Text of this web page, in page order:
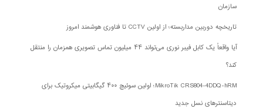
سازمان
تاریخچه دوربین مداربسته؛ از اولین CCTV تا فناوری هوشمند امروز
آیا واقعاً یک کابل فیبر نوری می‌تواند ۴۴ میلیون تماس تصویری همزمان را منتقل
کند؟
MikroTik CRS804-4DDQ-hRM؛ اولین سوئیچ ۴۰۰ گیگابیتی میکروتیک برای
دیتاسنترهای نسل جدید